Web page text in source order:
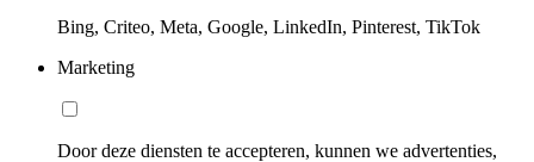
Bing, Criteo, Meta, Google, LinkedIn, Pinterest, TikTok
Marketing
Door deze diensten te accepteren, kunnen we advertenties,